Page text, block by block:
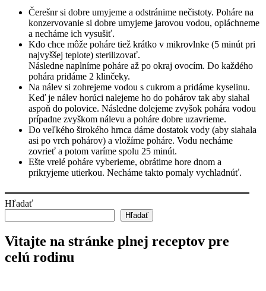
Čerešnr si dobre umyjeme a odstránime nečistoty. Poháre na
konzervovanie si dobre umyjeme jarovou vodou, opláchneme
a necháme ich vysušiť.
Kdo chce môže poháre tiež krátko v mikrovlnke (5 minút pri
najvyššej teplote) sterilizovať.
Následne naplníme poháre až po okraj ovocím. Do každého
pohára pridáme 2 klinčeky.
Na nálev si zohrejeme vodou s cukrom a pridáme kyselinu.
Keď je nálev horúci nalejeme ho do pohárov tak aby siahal
aspoň do polovice. Následne dolejeme zvyšok pohára vodou
prípadne zvyškom nálevu a poháre dobre uzavrieme.
Do veľkého širokého hrnca dáme dostatok vody (aby siahala
asi po vrch pohárov) a vložíme poháre. Vodu necháme
zovrieť a potom varíme spolu 25 minút.
Ešte vrelé poháre vyberieme, obrátime hore dnom a
prikryjeme utierkou. Necháme takto pomaly vychladnúť.
Hľadať
Hľadať
Vitajte na stránke plnej receptov pre
celú rodinu